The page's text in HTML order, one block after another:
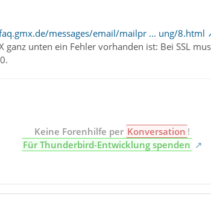
messages/email/mailpr ... ung/8.html
ganz unten ein Fehler vorhanden ist: Bei SSL
Keine Forenhilfe per Konversation !
Für Thunderbird-Entwicklung spenden